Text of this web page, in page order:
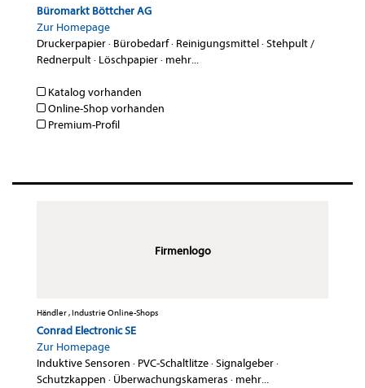
Büromarkt Böttcher AG
Zur Homepage
Druckerpapier· Bürobedarf· Reinigungsmittel·Stehpult /
Rednerpult· Löschpapier· mehr...
Katalog vorhanden
Online-Shop vorhanden
Premium-Profil
Firmenlogo
Händler , Industrie Online-Shops
Conrad Electronic SE
Zur Homepage
Induktive Sensoren · PVC-Schaltlitze·Signalgeber·
Schutzkappen · Überwachungskameras · mehr...